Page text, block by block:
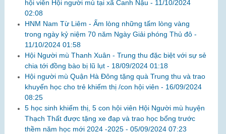
hội viên Hội người mù tại xã Canh Nậu - 11/10/2024
02:08
HNM Nam Từ Liêm - Ấm lòng những tấm lòng vàng
trong ngày kỷ niệm 70 năm Ngày Giải phóng Thủ đô -
11/10/2024 01:58
Hội Người mù Thanh Xuân - Trung thu đặc biệt với sự sẻ
chia tới đồng bào bị lũ lụt - 18/09/2024 01:18
Hội người mù Quận Hà Đông tặng quà Trung thu và trao
khuyến học cho trẻ khiếm thị /con hội viên - 16/09/2024
08:25
5 học sinh khiếm thị, 5 con hội viên Hội Người mù huyện
Thạch Thất được tặng xe đạp và trao học bổng trước
thềm năm học mới 2024 -2025 - 05/09/2024 07:23